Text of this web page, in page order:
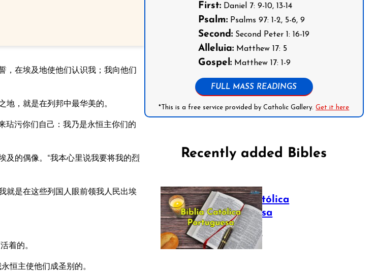
，在埃及地使他们认识我；我向他们
，就是在列邦中最华美的。
玷污你们自己：我乃是永恒主你们的
及的偶像。“我本心里说我要将我的烈
就是在这些列国人眼前领我人民出埃
着的。
恒主使他们成圣别的。
First: Daniel 7: 9-10, 13-14
Psalm: Psalms 97: 1-2, 5-6, 9
Second: Second Peter 1: 16-19
Alleluia: Matthew 17: 5
Gospel: Matthew 17: 1-9
FULL MASS READINGS
*This is a free service provided by Catholic Gallery.Get it here
Recently added Bibles
Bíblia Católica
Portuguesa
July 16, 2025